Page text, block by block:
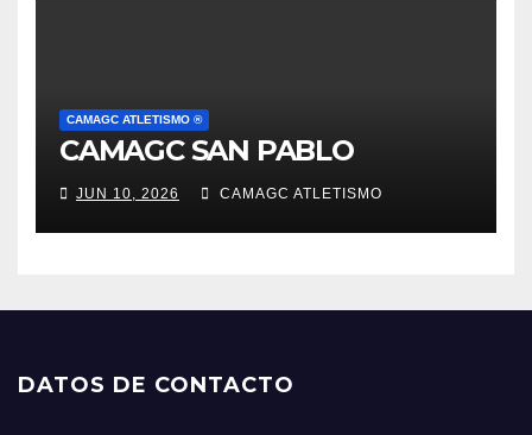
CAMAGC ATLETISMO ®
CAMAGC SAN PABLO
JUN 10, 2026 CAMAGC ATLETISMO
DATOS DE CONTACTO